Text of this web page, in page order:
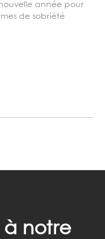
année pour
de sobriété
à notre